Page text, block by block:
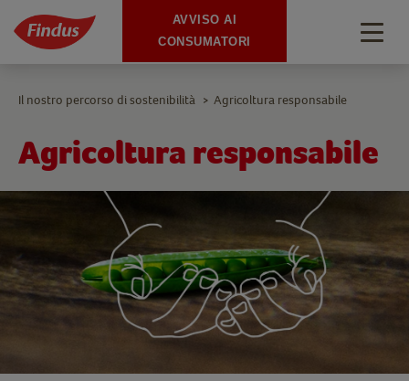
Agricoltura responsabile
Il nostro percorso di sostenibilità > Agricoltura responsabile
AVVISO AI
CONSUMATORI